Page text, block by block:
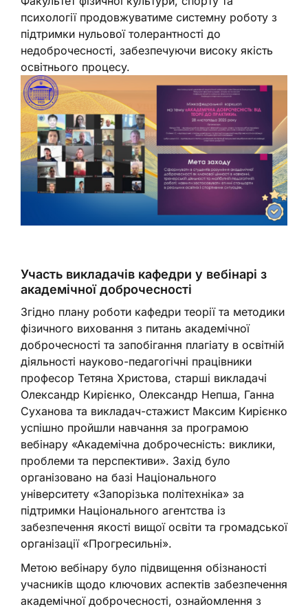
психології продовжуватиме системну роботу з
підтримки нульової толерантності до
недоброчесності, забезпечуючи високу якість
освітнього процесу.
Участь викладачів кафедри у вебінарі з
академічної доброчесності
Згідно плану роботи кафедри теорії та методики
фізичного виховання з питань академічної
доброчесності та запобігання плагіату в освітній
діяльності науково-педагогічні працівники
професор Тетяна Христова, старші викладачі
Олександр Кирієнко, Олександр Непша, Ганна
Суханова та викладач-стажист Максим Кирієнко
успішно пройшли навчання за програмою
вебінару «Академічна доброчесність: виклики,
проблеми та перспективи». Захід було
організовано на базі Національного
університету «Запорізька політехніка» за
підтримки Національного агентства із
забезпечення якості вищої освіти та громадської
організації «Прогресильні».
Метою вебінару було підвищення обізнаності
учасників щодо ключових аспектів забезпечення
академічної доброчесності, ознайомлення з